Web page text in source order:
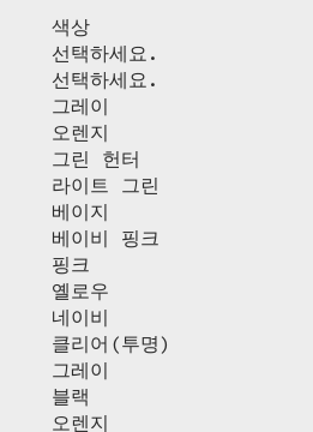
색상
선택하세요.
선택하세요.
그레이
오렌지
그린 헌터
라이트 그린
베이지
베이비 핑크
핑크
옐로우
네이비
클리어(투명)
그레이
블랙
오렌지